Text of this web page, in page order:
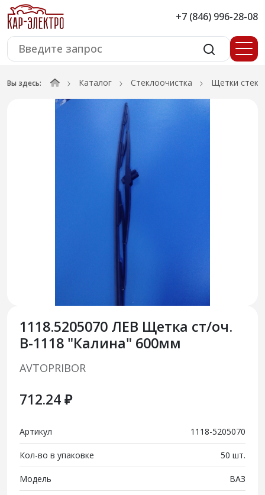
+7 (846) 996-28-08
Вы здесь: Каталог Стеклоочистка Щетки
1118.5205070 ЛЕВ Щетка ст/оч.
В-1118 "Калина" 600мм
AVTOPRIBOR
712.24 ₽
Артикул 1118-5205070
Кол-во в упаковке 50 шт.
Модель ВАЗ